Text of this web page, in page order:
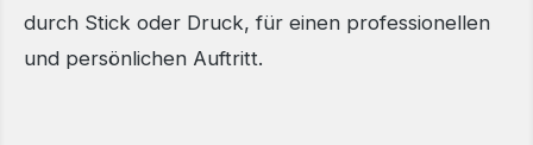
durch Stick oder Druck, für einen professionellen
und persönlichen Auftritt.